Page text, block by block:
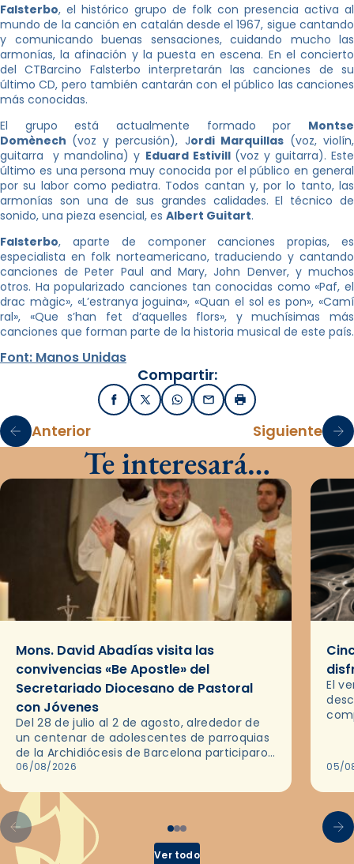
Falsterbo, el histórico grupo de folk con presencia activa al
mundo de la canción en catalán desde el 1967, sigue cantando
y comunicando buenas sensaciones, cuidando mucho las
armonías, la afinación y la puesta en escena. En el concierto
del CTBarcino Falsterbo interpretarán las canciones de su
último CD, pero también cantarán con el público las canciones
más conocidas.
El grupo está actualmente formado por Montse
Domènech (voz y percusión), Jordi Marquillas(voz, violín,
guitarra y mandolina) y Eduard Estivill (voz y guitarra). Este
último es una persona muy conocida por el público en general
por su labor como pediatra. Todos cantan y, por lo tanto, las
armonías son una de sus grandes calidades. El técnico de
sonido, una pieza esencial, es Albert Guitart.
Falsterbo, aparte de componer canciones propias, es
especialista en folk norteamericano, traduciendo y cantando
canciones de Peter Paul and Mary, John Denver, y muchos
otros. Ha popularizado canciones tan conocidas como «Paf, el
drac màgic», «L’estranya joguina», «Quan el sol es pon», «Camí
ral», «Que s’han fet d’aquelles flors», y muchísimas más
canciones que forman parte de la historia musical de este país.
Font: Manos Unidas
Compartir:
FacebookX / TwitterWhatsApp
EmailImprimir
Anterior Siguiente
Te interesará…
Mons. David Abadías visita las
convivencias «Be Apostle» del
Secretariado Diocesano de Pastoral
con Jóvenes
Del 28 de julio al 2 de agosto, alrededor de
un centenar de adolescentes de parroquias
de la Archidiócesis de Barcelona participaron
en las convivencias Be Apostle, organizadas
06/08/2026
El
05/
Ver todo